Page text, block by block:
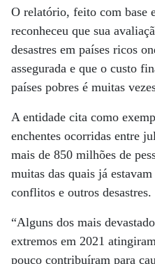
O relatório, feito com base
reconheceu que sua
desastres em países ricos
assegurada e que o custo
países pobres é muitas
A entidade cita como
enchentes ocorridas entre
mais de 850 milhões de
muitas das quais já
conflitos e outros desastres.
“Alguns dos mais
extremos em 2021
pouco contribuíram para